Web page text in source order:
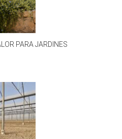
PARA JARDINES